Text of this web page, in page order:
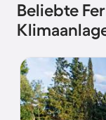
Beliebte